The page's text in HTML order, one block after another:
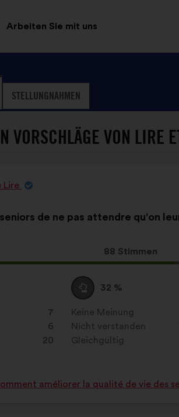
Arbeiten Sie mit uns
STELLUNGNAHMEN
VORSCHLÄGE VON LIRE
Lire
seniors de ne pas attendre qu'on
Dieser
Vorschlag
88 Stimmen
7
6
20
Neutral
:
32 %
Dieser
Vorschlag
wurde
eingeordnet
in:
Keine Meinung
:mal
Nicht verstanden
:mal
Gleichgültig
:mal
améliorer la qualité de vie des